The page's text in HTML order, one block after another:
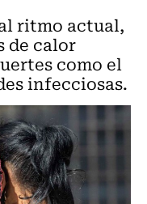
ritmo actual,
de calor
como el
infecciosas.